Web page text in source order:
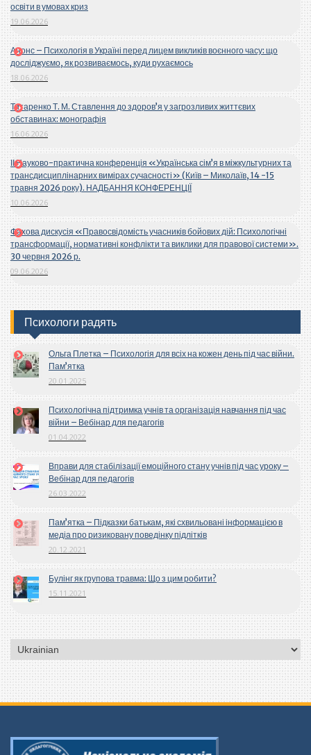
освіти в умовах криз
19.06.2026
Анонс – Психологія в Україні перед лицем викликів воєнного часу: що
досліджуємо, як розвиваємось, куди рухаємось
18.06.2026
Титаренко Т. М. Ставлення до здоров’я у загрозливих життєвих
обставинах: монографія
16.06.2026
ІІ Науково-практична конференція «Українська сім’я в міжкультурних та
трансдисциплінарних вимірах сучасності» (Київ – Миколаїв, 14 -15
травня 2026 року). НАДБАННЯ КОНФЕРЕНЦІЇ
10.06.2026
Фахова дискусія «Правосвідомість учасників бойових дій: Психологічні
трансформації, нормативні конфлікти та виклики для правової системи».
30 червня 2026 р.
09.06.2026
Психологи радять
Ольга Плетка – Психологія для всіх на кожен день під час війни.
Пам’ятка
20.01.2025
Психологічна підтримка учнів та організація навчання під час
війни – Вебінар для педагогів
01.04.2022
Вправи для стабілізації емоційного стану учнів під час уроку –
Вебінар для педагогів
26.03.2022
Пам’ятка – Підказки батькам, які схвильовані інформацією в
медіа про ризиковану поведінку підлітків
20.12.2021
Булінг як групова травма: Що з цим робити?
15.11.2021
Вибрати
мову